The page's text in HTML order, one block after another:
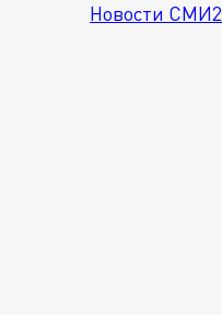
Новости СМИ2